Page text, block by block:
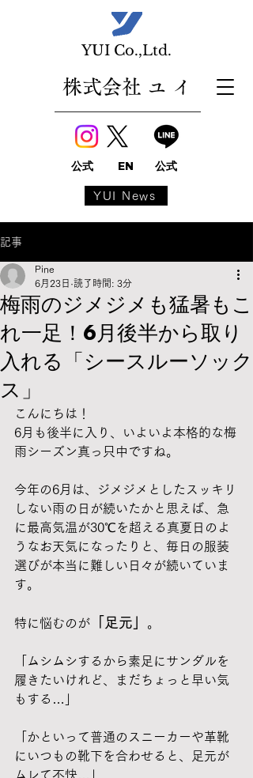
​YUI Co.,Ltd.
公式 EN 公式
株式会社 ユ イ
YUI News
記事
梅雨のジメジメも猛暑もこ
れ一足！6月後半から取り
入れる「シースルーソック
ス」
Pine
6月23日 読了時間: 3分
こんにちは！
6月も後半に入り、いよいよ本格的な梅
雨シーズン真っ只中ですね。
今年の6月は、ジメジメとしたスッキリ
しない雨の日が続いたかと思えば、急
に最高気温が30℃を超える真夏日のよ
うなお天気になったりと、毎日の服装
選びが本当に難しい日々が続いていま
す。
特に悩むのが 「足元」 。
「ムシムシするから素足にサンダルを
履きたいけれど、まだちょっと早い気
もする…」
「かといって普通のスニーカーや革靴
にいつもの靴下を合わせると、足元が
ムレて不快…」